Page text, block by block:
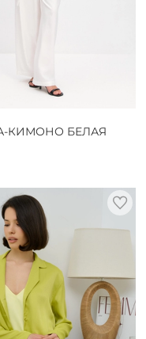
КИМОНО БЕЛАЯ